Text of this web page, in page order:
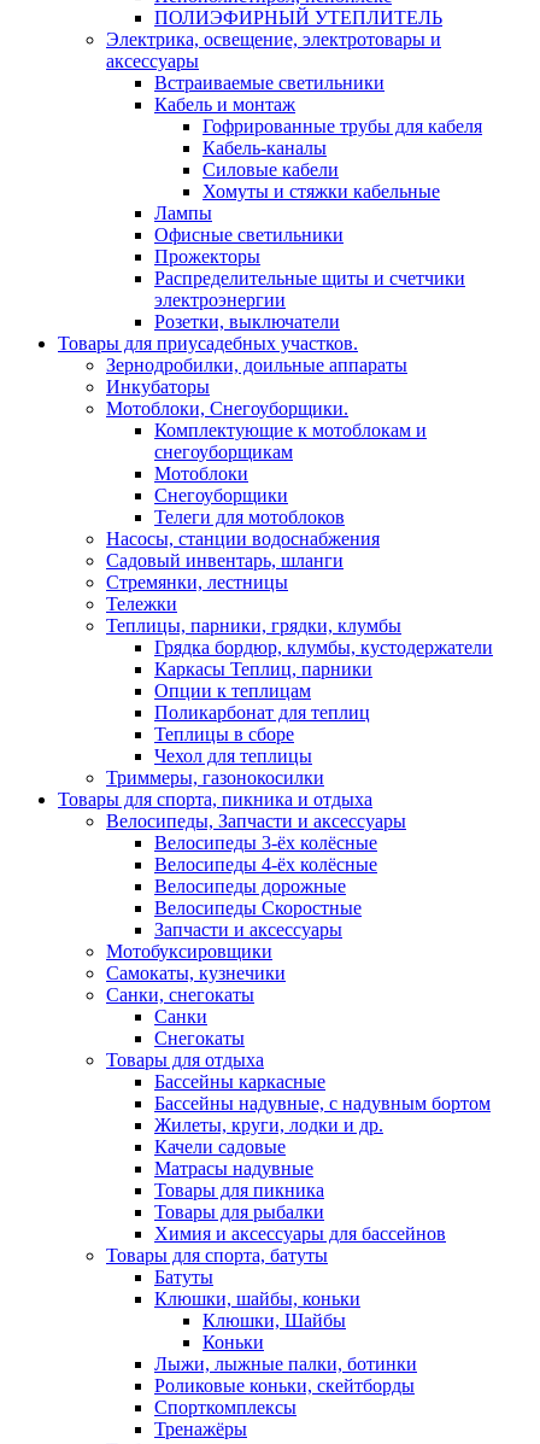
ПОЛИЭФИРНЫЙ УТЕПЛИТЕЛЬ
Электрика, освещение, электротовары и
аксессуары
Встраиваемые светильники
Кабель и монтаж
Гофрированные трубы для кабеля
Кабель-каналы
Силовые кабели
Хомуты и стяжки кабельные
Лампы
Офисные светильники
Прожекторы
Распределительные щиты и счетчики
электроэнергии
Розетки, выключатели
Товары для приусадебных участков.
Зернодробилки, доильные аппараты
Инкубаторы
Мотоблоки, Снегоуборщики.
Комплектующие к мотоблокам и
снегоуборщикам
Мотоблоки
Снегоуборщики
Телеги для мотоблоков
Насосы, станции водоснабжения
Садовый инвентарь, шланги
Стремянки, лестницы
Тележки
Теплицы, парники, грядки, клумбы
Грядка бордюр, клумбы, кустодержатели
Каркасы Теплиц, парники
Опции к теплицам
Поликарбонат для теплиц
Теплицы в сборе
Чехол для теплицы
Триммеры, газонокосилки
Товары для спорта, пикника и отдыха
Велосипеды, Запчасти и аксессуары
Велосипеды 3-ёх колёсные
Велосипеды 4-ёх колёсные
Велосипеды дорожные
Велосипеды Скоростные
Запчасти и аксессуары
Мотобуксировщики
Самокаты, кузнечики
Санки, снегокаты
Санки
Снегокаты
Товары для отдыха
Бассейны каркасные
Бассейны надувные, с надувным бортом
Жилеты, круги, лодки и др.
Качели садовые
Матрасы надувные
Товары для пикника
Товары для рыбалки
Химия и аксессуары для бассейнов
Товары для спорта, батуты
Батуты
Клюшки, шайбы, коньки
Клюшки, Шайбы
Коньки
Лыжи, лыжные палки, ботинки
Роликовые коньки, скейтборды
Спорткомплексы
Тренажёры